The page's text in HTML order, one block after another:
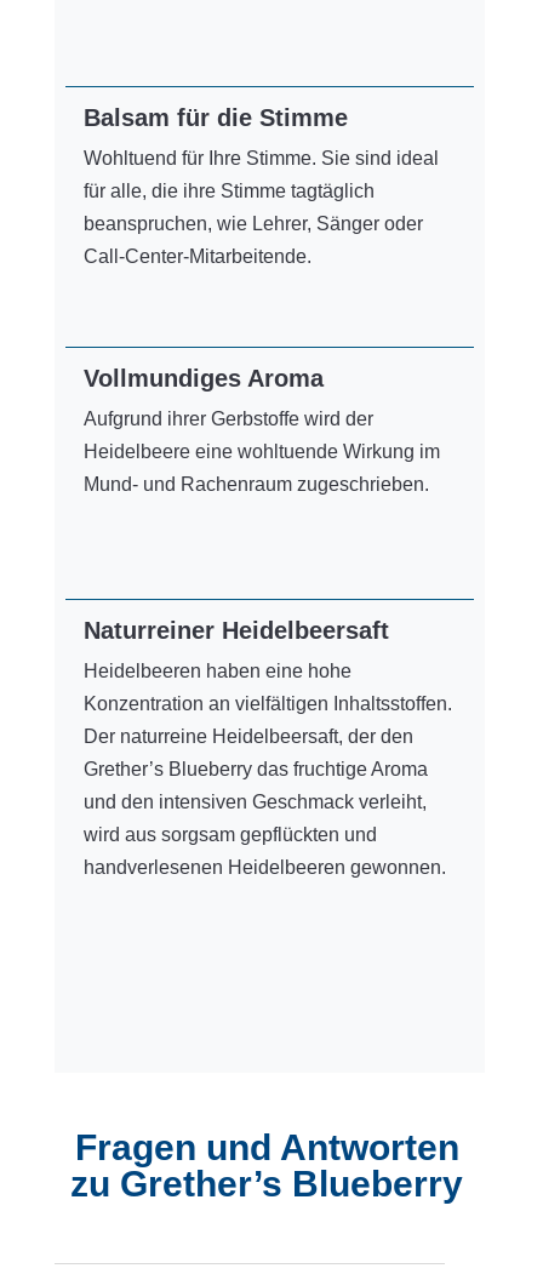
Balsam für die Stimme
Wohltuend für Ihre Stimme. Sie sind ideal
für alle, die ihre Stimme tagtäglich
beanspruchen, wie Lehrer, Sänger oder
Call-Center-Mitarbeitende.
Vollmundiges Aroma
Aufgrund ihrer Gerbstoffe wird der
Heidelbeere eine wohltuende Wirkung im
Mund- und Rachenraum zugeschrieben.
Naturreiner Heidelbeersaft
Heidelbeeren haben eine hohe
Konzentration an vielfältigen Inhaltsstoffen.
Der naturreine Heidelbeersaft, der den
Grether’s Blueberry das fruchtige Aroma
und den intensiven Geschmack verleiht,
wird aus sorgsam gepflückten und
handverlesenen Heidelbeeren gewonnen.
Fragen und Antworten
zu Grether’s Blueberry